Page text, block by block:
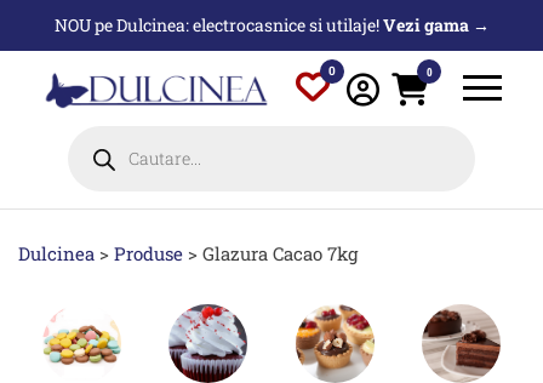
conținut
NOU pe Dulcinea: electrocasnice si utilaje!Vezi gama →
0 0
search
Dulcinea > Produse > Glazura Cacao 7kg